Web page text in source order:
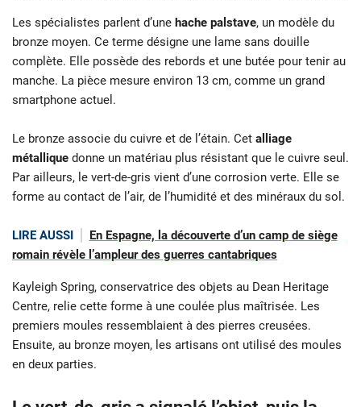
Les spécialistes parlent d’une hache palstave, un modèle du
bronze moyen. Ce terme désigne une lame sans douille
complète. Elle possède des rebords et une butée pour tenir au
manche. La pièce mesure environ 13 cm, comme un grand
smartphone actuel.
Le bronze associe du cuivre et de l’étain. Cet alliage
métallique donne un matériau plus résistant que le cuivre seul.
Par ailleurs, le vert-de-gris vient d’une corrosion verte. Elle se
forme au contact de l’air, de l’humidité et des minéraux du sol.
LIRE AUSSI
En Espagne, la découverte d’un camp de siège
romain révèle l’ampleur des guerres cantabriques
Kayleigh Spring, conservatrice des objets au Dean Heritage
Centre, relie cette forme à une coulée plus maîtrisée. Les
premiers moules ressemblaient à des pierres creusées.
Ensuite, au bronze moyen, les artisans ont utilisé des moules
en deux parties.